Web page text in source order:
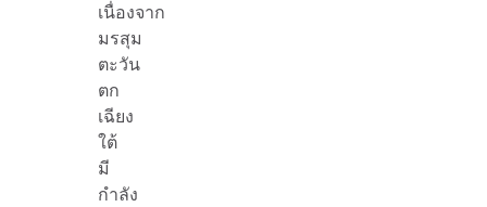
เนื่องจาก
มรสุม
ตะวัน
ตก
เฉียง
ใต้
มี
กำลัง